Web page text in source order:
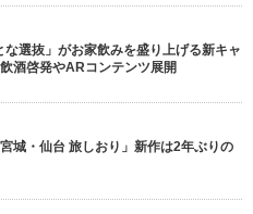
な選抜」がお家飲みを盛り上げる新キャ
酒啓発やARコンテンツ展開
城・仙台 旅しおり」新作は2年ぶりの